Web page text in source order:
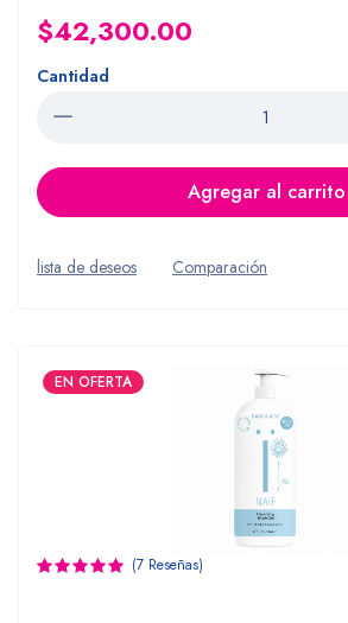
$42,300.00
Cantidad
Agregar al carrito
lista de deseos Comparación
EN OFERTA
(7 Reseñas)